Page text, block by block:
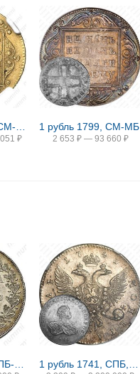
₽
1 рубль 1799, СМ-МБ
2 653 ₽ — 93 660 ₽